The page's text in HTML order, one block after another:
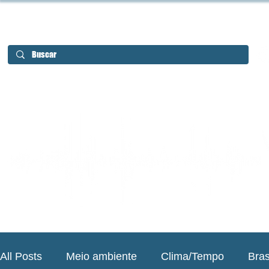
All Posts Meio ambiente Clima/Tempo